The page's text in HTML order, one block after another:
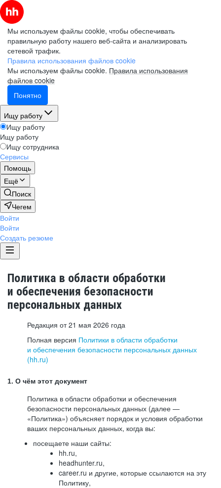
Мы используем файлы cookie, чтобы обеспечивать
правильную работу нашего веб-сайта и анализировать
сетевой трафик.
Правила использования файлов cookie
Мы используем файлы cookie. Правила использования
файлов cookie
Понятно
Ищу работу
Ищу работу
Ищу работу
Ищу сотрудника
Сервисы
Помощь
Ещё
Поиск
Чегем
Войти
Войти
Создать резюме
Политика в области обработки
и обеспечения безопасности
персональных данных
Редакция от 21 мая 2026 года
Полная версия Политики в области обработки
и обеспечения безопасности персональных данных
(hh.ru)
1. О чём этот документ
Политика в области обработки и обеспечения
безопасности персональных данных (далее —
«Политика») объясняет порядок и условия обработки
ваших персональных данных, когда вы:
посещаете наши сайты:
hh.ru,
headhunter.ru,
career.ru и другие, которые ссылаются на эту
Политику,